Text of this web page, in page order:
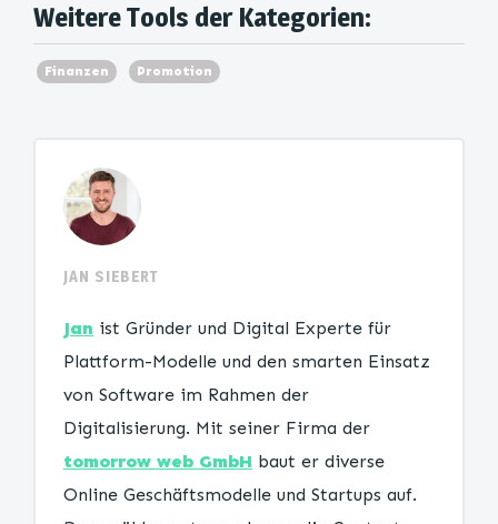
Weitere Tools der Kategorien:
Finanzen Promotion
JAN SIEBERT
Jan ist Gründer und Digital Experte für
Plattform-Modelle und den smarten Einsatz
von Software im Rahmen der
Digitalisierung. Mit seiner Firma der
tomorrow web GmbH baut er diverse
Online Geschäftsmodelle und Startups auf.